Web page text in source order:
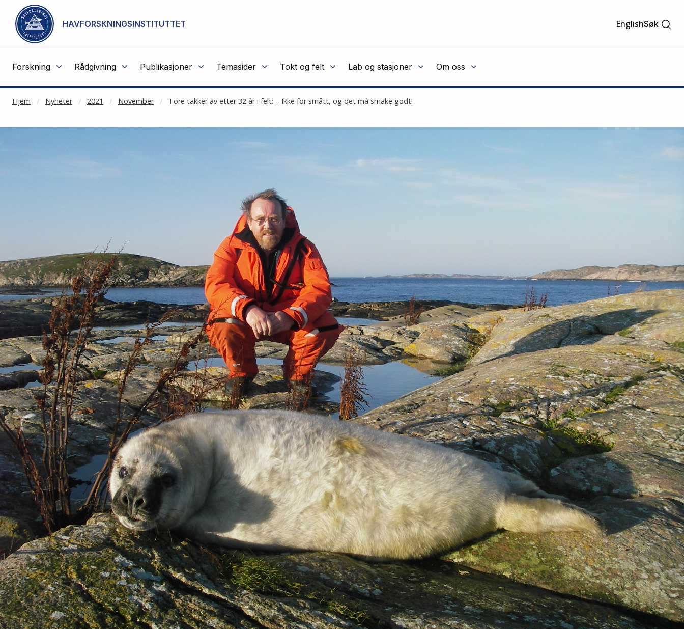
Gå til hovedinnhold
HAVFORSKNINGSINSTITUTTET EnglishSøk
Forskning Rådgivning Publikasjoner Temasider Tokt og felt Lab og stasjoner Om oss
Hjem Nyheter 2021 November Tore takker av etter 32 år i felt: – Ikke for smått, og det må smake godt!
NOT CACHED